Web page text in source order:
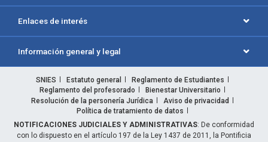
Enlaces de interés
Información general y legal
SNIES Estatuto general
Reglamento de Estudiantes
Reglamento del profesorado
Bienestar Universitario
Resolución de la personería Jurídica
Aviso de privacidad
Política de tratamiento de datos
NOTIFICACIONES JUDICIALES Y ADMINISTRATIVAS: De conformidad
con lo dispuesto en el artículo 197 de la Ley 1437 de 2011, la Pontificia